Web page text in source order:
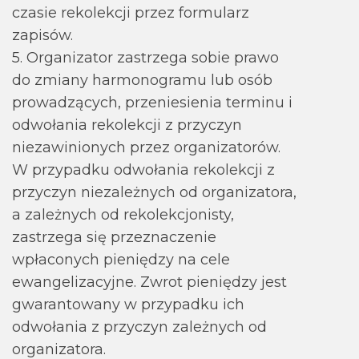
czasie rekolekcji przez formularz
zapisów.
5. Organizator zastrzega sobie prawo
do zmiany harmonogramu lub osób
prowadzących, przeniesienia terminu i
odwołania rekolekcji z przyczyn
niezawinionych przez organizatorów.
W przypadku odwołania rekolekcji z
przyczyn niezależnych od organizatora,
a zależnych od rekolekcjonisty,
zastrzega się przeznaczenie
wpłaconych pieniędzy na cele
ewangelizacyjne. Zwrot pieniędzy jest
gwarantowany w przypadku ich
odwołania z przyczyn zależnych od
organizatora.